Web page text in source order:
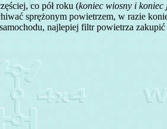
co pół roku (koniec wiosny i koniec
sprężonym powietrzem, w razie
najlepiej filtr powietrza